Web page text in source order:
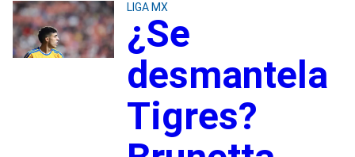
LIGA MX
¿Se
desmantela
Tigres?